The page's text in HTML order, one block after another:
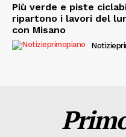
Più verde e piste
ripartono i lavori del
con Misano